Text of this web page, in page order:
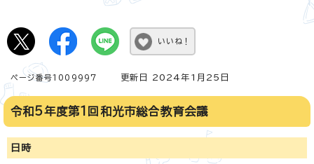
いいね！
ページ番号1009997 更新日 2024年1月25日
令和5年度第1回和光市総合教育会議
日時